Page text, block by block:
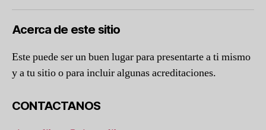
Acerca de este sitio
Este puede ser un buen lugar para presentarte a ti mismo
y a tu sitio o para incluir algunas acreditaciones.
CONTACTANOS